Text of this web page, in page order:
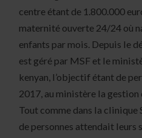
centre étant de 1.800.000
maternité ouverte 24/24 où
enfants par mois. Depuis le
est géré par MSF et le
kenyan, l’objectif étant de
2017, au ministère la
Tout comme dans la clinique
de personnes attendait leurs